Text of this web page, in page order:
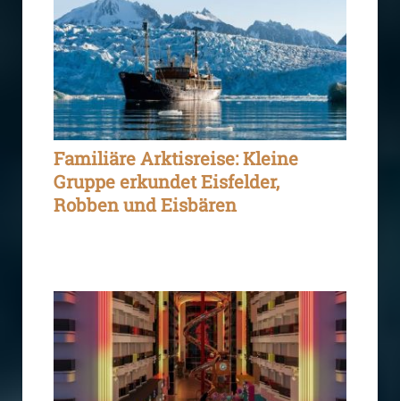
Familiäre Arktisreise: Kleine
Gruppe erkundet Eisfelder,
Robben und Eisbären